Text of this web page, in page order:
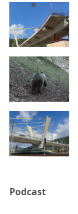
Podcast